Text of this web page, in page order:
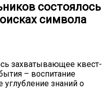
состоялось
символа
захватывающее квест-
– воспитание
углубление знаний о